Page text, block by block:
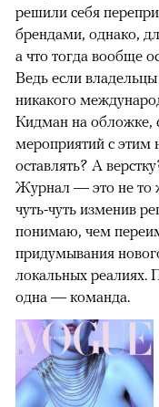
решили себя
брендами, однако,
а что тогда вообще
Ведь если
никакого
Кидман на обложке,
мероприятий с
оставлять? А
Журнал — это не то
чуть-чуть изменив
понимаю, чем
придумывания
локальных реалиях.
одна — команда.